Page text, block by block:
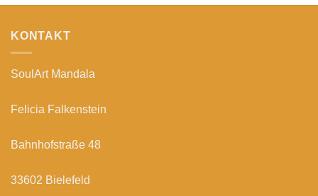
KONTAKT
SoulArt Mandala
Felicia Falkenstein
Bahnhofstraße 48
33602 Bielefeld